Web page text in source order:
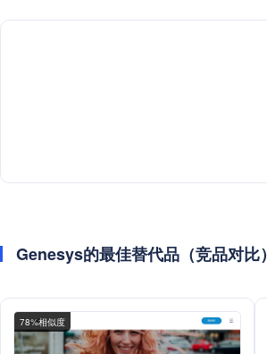
Genesys的最佳替代品（竞品对比）
78%相似度